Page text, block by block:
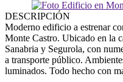
DESCRIPCIÓN
Moderno edificio a estrenar
Monte Castro. Ubicado en la
Sanabria y Segurola, con
a transporte público.
luminados. Todo hecho con